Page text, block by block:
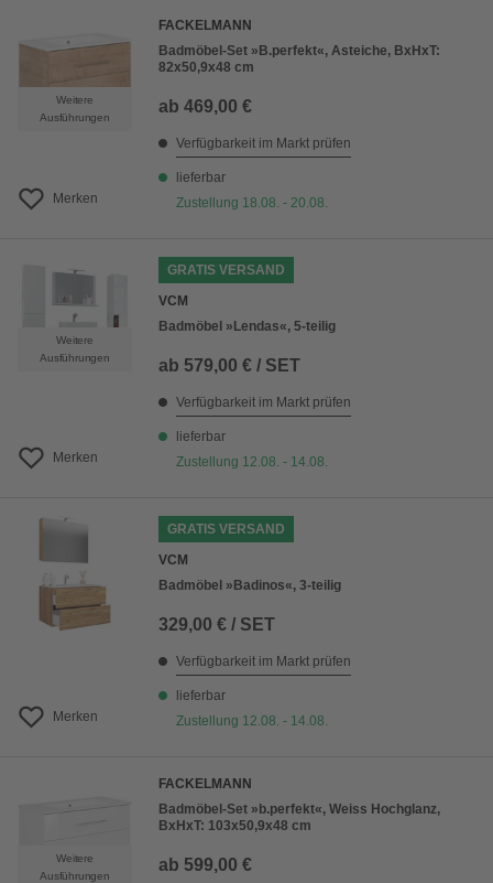
Weitere
Ausführungen
Merken
FACKELMANN
Badmöbel-Set »B.perfekt«, Asteiche, BxHxT:
82x50,9x48 cm
ab 469,00 €
Verfügbarkeit im Markt prüfen
lieferbar
Zustellung 18.08. - 20.08.
Weitere
Ausführungen
Merken
GRATIS VERSAND
VCM
Badmöbel »Lendas«, 5-teilig
ab 579,00 € / SET
Verfügbarkeit im Markt prüfen
lieferbar
Zustellung 12.08. - 14.08.
Merken
GRATIS VERSAND
VCM
Badmöbel »Badinos«, 3-teilig
329,00 € / SET
Verfügbarkeit im Markt prüfen
lieferbar
Zustellung 12.08. - 14.08.
Weitere
Ausführungen
FACKELMANN
Badmöbel-Set »b.perfekt«, Weiss Hochglanz,
BxHxT: 103x50,9x48 cm
ab 599,00 €